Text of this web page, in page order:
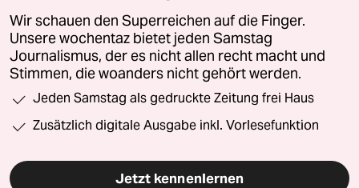
Wir schauen den Superreichen auf die Finger.
Unsere wochentaz bietet jeden Samstag
Journalismus, der es nicht allen recht macht und
Stimmen, die woanders nicht gehört werden.
Jeden Samstag als gedruckte Zeitung frei Haus
Zusätzlich digitale Ausgabe inkl. Vorlesefunktion
Jetzt kennenlernen